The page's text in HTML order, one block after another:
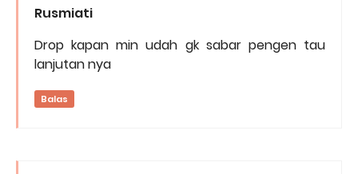
Rusmiati
Drop kapan min udah gk sabar pengen tau
lanjutan nya
Balas